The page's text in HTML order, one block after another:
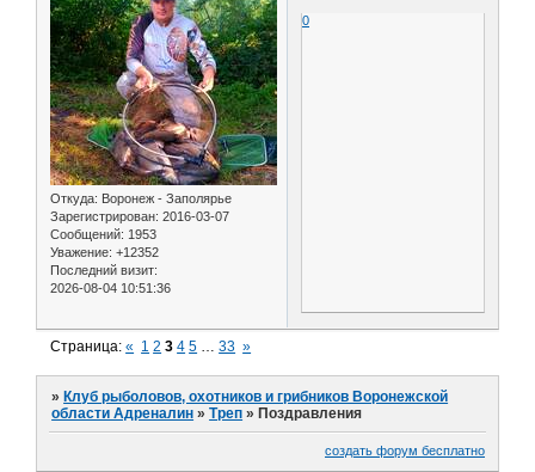
Откуда: Воронеж - Заполярье
Зарегистрирован: 2016-03-07
Сообщений: 1953
Уважение: +12352
Последний визит:
2026-08-04 10:51:36
0
Страница:« 1 2 3 4 5 … 33 »
» Клуб рыболовов, охотников и грибников Воронежской
области Адреналин »Треп » Поздравления
создать форум бесплатно